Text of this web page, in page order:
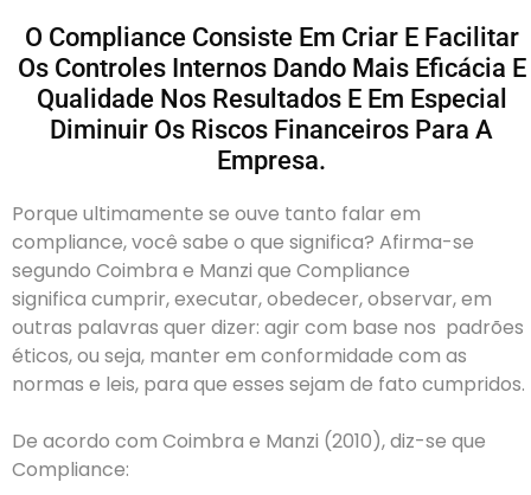
O Compliance Consiste Em Criar E Facilitar
Os Controles Internos Dando Mais Eficácia E
Qualidade Nos Resultados E Em Especial
Diminuir Os Riscos Financeiros Para A
Empresa.
Porque ultimamente se ouve tanto falar em
compliance, você sabe o que significa? Afirma-se
segundo Coimbra e Manzi que Compliance
significa cumprir, executar, obedecer, observar, em
outras palavras quer dizer: agir com base nos padrões
éticos, ou seja, manter em conformidade com as
normas e leis, para que esses sejam de fato cumpridos.
De acordo com Coimbra e Manzi (2010), diz-se que
Compliance: